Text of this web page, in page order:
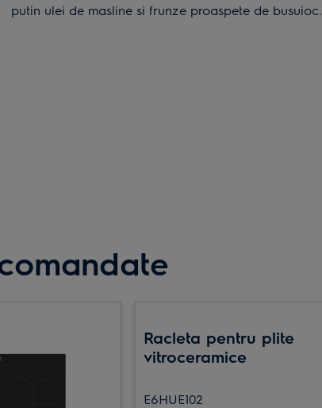
putin ulei de masline si frunze proaspete de busuioc.
Racleta pentru plite
vitroceramice
E6HUE102